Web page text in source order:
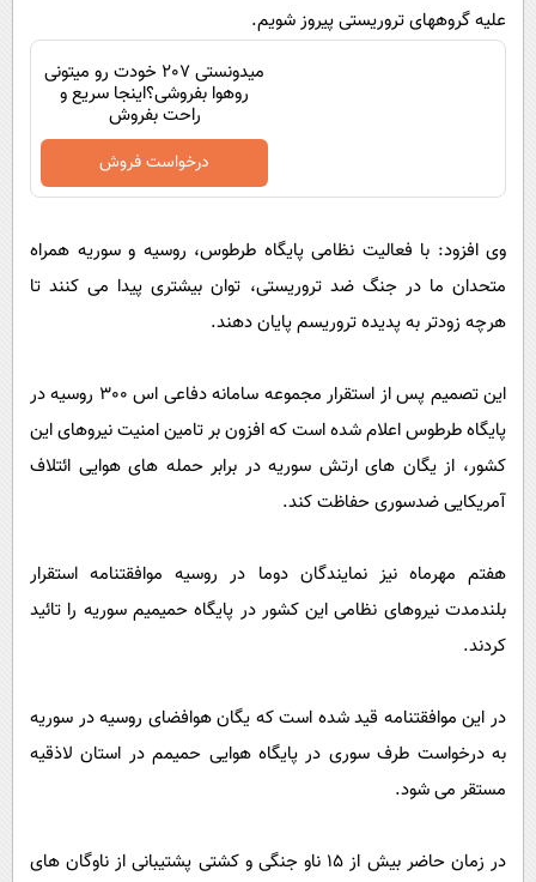
گوناگون
حوادث
فرهنگی
اجتماعی
سیاست خارجی
روانشناسی
آشپزی
دانلود
علیه گروههای تروریستی پیروز شویم.
میدونستی 207 خودت رو میتونی
روهوا بفروشی؟اینجا سریع و
راحت بفروش
درخواست فروش
وی افزود: با فعالیت نظامی پایگاه طرطوس، روسیه و سوریه همراه
متحدان ما در جنگ ضد تروریستی، توان بیشتری پیدا می کنند تا
هرچه زودتر به پدیده تروریسم پایان دهند.
این تصمیم پس از استقرار مجموعه سامانه دفاعی اس 300 روسیه در
پایگاه طرطوس اعلام شده است که افزون بر تامین امنیت نیروهای این
کشور، از یگان های ارتش سوریه در برابر حمله های هوایی ائتلاف
آمریکایی ضدسوری حفاظت کند.
هفتم مهرماه نیز نمایندگان دوما در روسیه موافقتنامه استقرار
بلندمدت نیروهای نظامی این کشور در پایگاه حمیمیم سوریه را تائید
کردند.
در این موافقتنامه قید شده است که یگان هوافضای روسیه در سوریه
به درخواست طرف سوری در پایگاه هوایی حمیمم در استان لاذقیه
مستقر می شود.
در زمان حاضر بیش از 15 ناو جنگی و کشتی پشتیبانی از ناوگان های